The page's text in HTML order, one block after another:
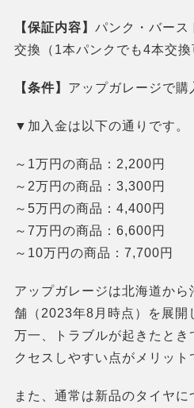
【保証内容】 パンク・バース
交換（1本パンクでも4本交換
【条件】 アップガレージで購
▼加入金は以下の通りです。
～1万円の商品：2,200円
～2万円の商品：3,300円
～5万円の商品：4,400円
～7万円の商品：6,600円
～10万円の商品：7,700円
アップガレージは北海道か
舗（2023年8月時点）を展開
万一、トラブルが起きたとき
クセスしやすい点がメリット
また、通常は新品のタイヤ